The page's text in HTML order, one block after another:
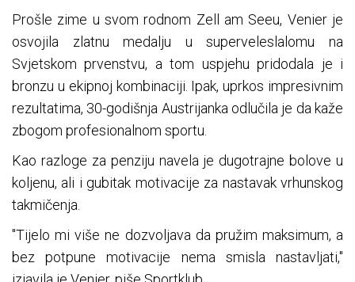
Prošle zime u svom rodnom Zell am Seeu, Venier je
osvojila zlatnu medalju u superveleslalomu na
Svjetskom prvenstvu, a tom uspjehu pridodala je i
bronzu u ekipnoj kombinaciji. Ipak, uprkos impresivnim
rezultatima, 30-godišnja Austrijanka odlučila je da kaže
zbogom profesionalnom sportu.
Kao razloge za penziju navela je dugotrajne bolove u
koljenu, ali i gubitak motivacije za nastavak vrhunskog
takmičenja.
"Tijelo mi više ne dozvoljava da pružim maksimum, a
bez potpune motivacije nema smisla nastavljati,"